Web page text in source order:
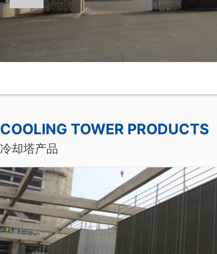
COOLING TOWER PRODUCTS
冷却塔产品